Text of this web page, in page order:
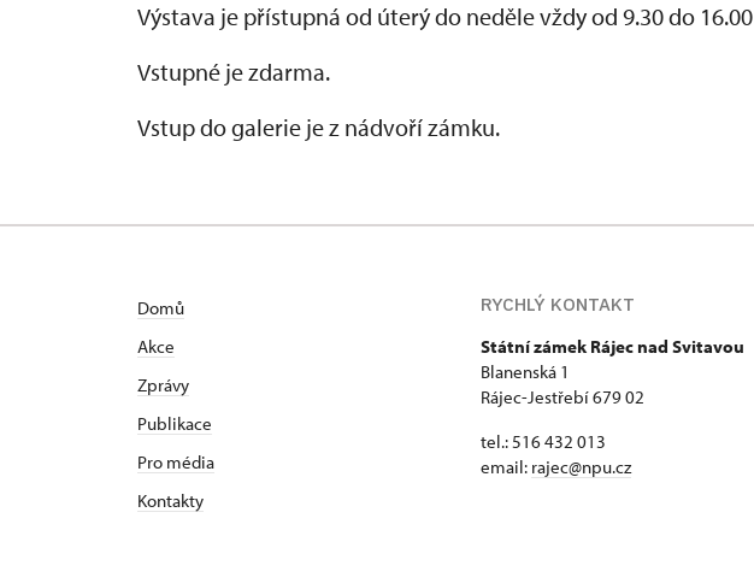
Výstava je přístupná od úterý do neděle vždy od 9.30 do 16.00
Vstupné je zdarma.
Vstup do galerie je z nádvoří zámku.
Domů
Akce
Zprávy
Publikace
Pro média
Kontakty
RYCHLÝ KONTAKT
Státní zámek Rájec nad Svitavou
Blanenská 1
Rájec-Jestřebí 679 02
tel.: 516 432 013
email: rajec@npu.cz